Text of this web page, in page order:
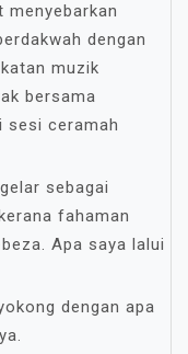
menyebarkan
dengan
muzik
bersama
sesi ceramah
sebagai
fahaman
Apa saya lalui
dengan apa